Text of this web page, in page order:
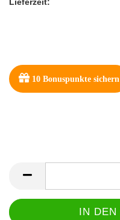
10 Bonuspunkte sichern